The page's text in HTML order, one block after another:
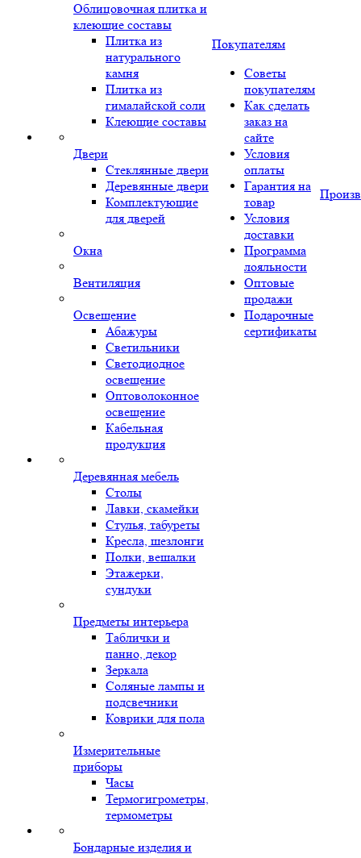
Облицовочная плитка и
клеющие составы
Плитка из
натурального
камня
Плитка из
гималайской соли
Клеющие составы
Двери
Стеклянные двери
Деревянные двери
Комплектующие
для дверей
Окна
Вентиляция
Освещение
Абажуры
Светильники
Светодиодное
освещение
Оптоволоконное
освещение
Кабельная
продукция
Деревянная мебель
Столы
Лавки, скамейки
Стулья, табуреты
Кресла, шезлонги
Полки, вешалки
Этажерки,
сундуки
Предметы интерьера
Таблички и
панно, декор
Зеркала
Соляные лампы и
подсвечники
Коврики для пола
Измерительные
приборы
Часы
Термогигрометры,
термометры
Бондарные изделия и
Покупателям
Советы
покупателям
Как сделать
заказ на
сайте
Условия
оплаты
Гарантия на
товар
Условия
доставки
Программа
лояльности
Оптовые
продажи
Подарочные
сертификаты